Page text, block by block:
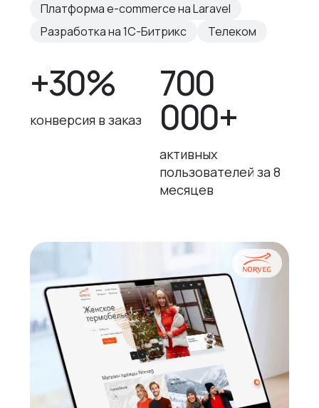
Платформа e-commerce на Laravel
Разработка на 1С-Битрикс
Телеком
+30%
конверсия в заказ
700
000+
активных
пользователей за 8
месяцев